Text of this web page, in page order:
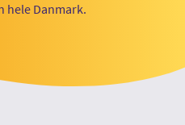
hele Danmark.